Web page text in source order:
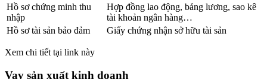
Hồ sơ chứng minh thu
nhập
Hợp đồng lao động, bảng lương, sao kê
tài khoản ngân hàng…
Hồ sơ tài sản bảo đảm
Giấy chứng nhận sở hữu tài sản
Xem chi tiết tại link này
Vay sản xuất kinh doanh